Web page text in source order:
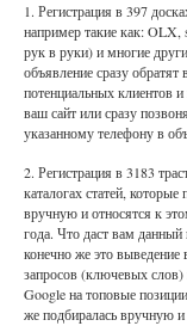
1. Регистрация в 397
например такие как: OLX,
рук в руки) и многие
объявление сразу обратят
потенциальных клиентов и
ваш сайт или сразу
указанному телефону в
2. Регистрация в 3183
каталогах статей, которые
вручную и относятся к
года. Что даст вам данный
конечно же это
запросов (ключевых
Google на топовые
же подбиралась вручную и